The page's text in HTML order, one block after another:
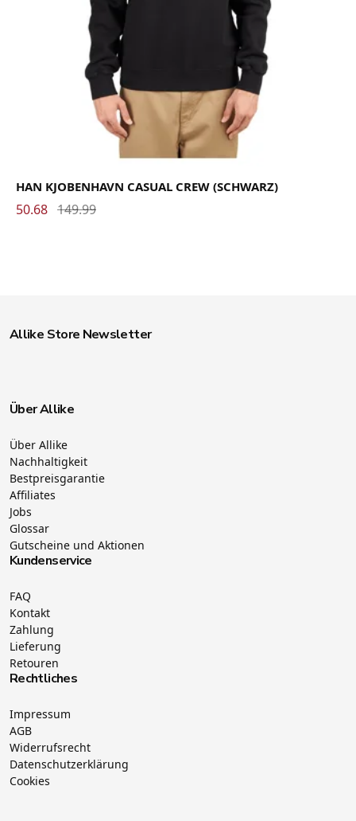
HAN KJOBENHAVN CASUAL CREW (SCHWARZ)
50.68 149.99
Allike Store Newsletter
Über Allike
Über Allike
Nachhaltigkeit
Bestpreisgarantie
Affiliates
Jobs
Glossar
Gutscheine und Aktionen
Kundenservice
FAQ
Kontakt
Zahlung
Lieferung
Retouren
Rechtliches
Impressum
AGB
Widerrufsrecht
Datenschutzerklärung
Cookies